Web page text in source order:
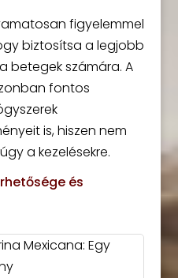
figyelemmel
biztosítsa a legjobb
betegek számára. A
fontos
is, hiszen nem
a kezelésekre.
és
Mexicana: Egy